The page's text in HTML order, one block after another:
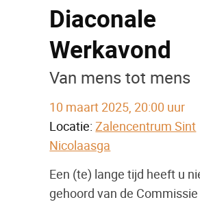
Diaconale
Werkavond
Van mens tot mens
10 maart 2025, 20:00 uur
Locatie:Zalencentrum Sint
Nicolaasga
Een (te) lange tijd heeft u
gehoord van de